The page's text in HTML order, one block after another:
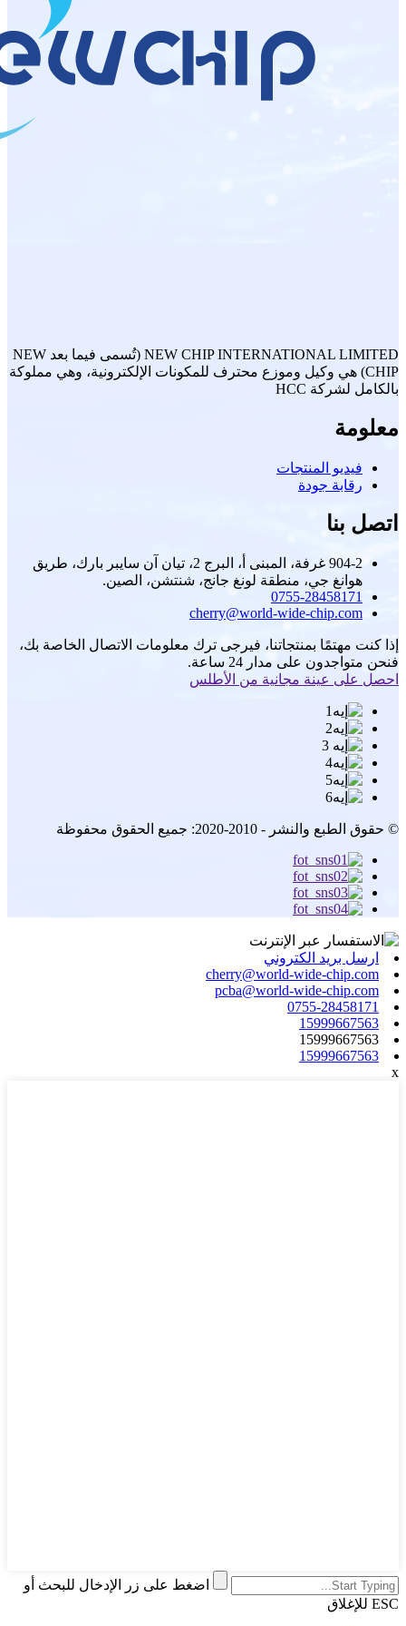
NEW CHIP INTERNATIONAL LIMITED (تُسمى فيما بعد NEW
CHIP) هي وكيل وموزع محترف للمكونات الإلكترونية، وهي مملوكة
بالكامل لشركة HCC
معلومة
فيديو المنتجات
رقابة جودة
اتصل بنا
904-2 غرفة، المبنى أ، البرج 2، تيان آن سايبر بارك، طريق
هوانغ جي، منطقة لونغ جانج، شنتشن، الصين.
0755-28458171
cherry@world-wide-chip.com
إذا كنت مهتمًا بمنتجاتنا، فيرجى ترك معلومات الاتصال الخاصة بك،
فنحن متواجدون على مدار 24 ساعة.
احصل على عينة مجانية من الأطلس
© حقوق الطبع والنشر - 2010-2020: جميع الحقوق محفوظة
ارسل بريد الكتروني
cherry@world-wide-chip.com
pcba@world-wide-chip.com
0755-28458171
15999667563
15999667563
15999667563
x
اضغط على زر الإدخال للبحث أو
ESC للإغلاق